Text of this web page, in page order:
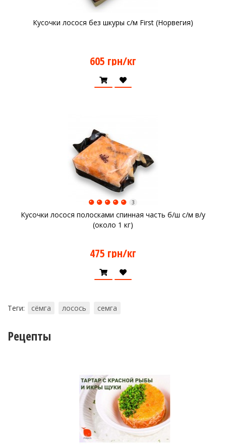
Кусочки лосося без шкуры с/м First (Норвегия)
605 грн/кг
Кусочки лосося полосками спинная часть б/ш с/м в/у
(около 1 кг)
3
475 грн/кг
Теги: сёмга лосось семга
Рецепты